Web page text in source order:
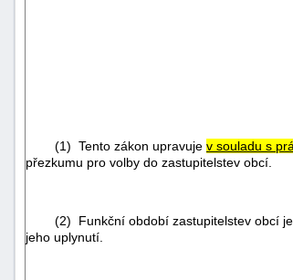
(1) Tento zákon upravuje v souladu s
přezkumu pro volby do zastupitelstev obcí.
(2) Funkční období zastupitelstev obcí je
jeho uplynutí.